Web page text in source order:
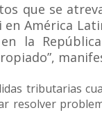
que se
América
la
tributarias
resolver